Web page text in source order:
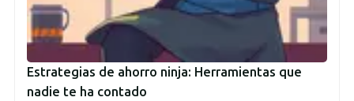
Estrategias de ahorro ninja: Herramientas que
nadie te ha contado